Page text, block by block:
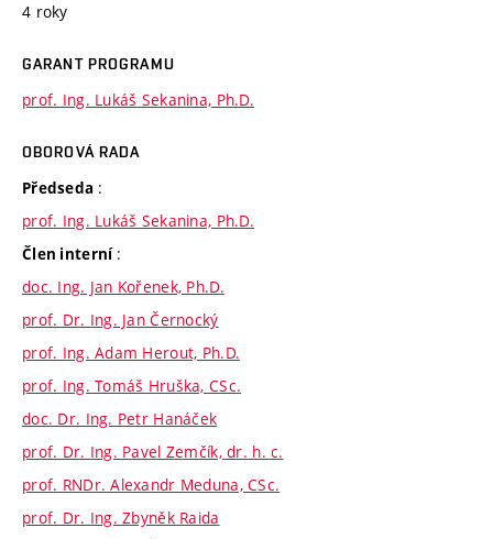
4 roky
GARANT PROGRAMU
prof. Ing. Lukáš Sekanina, Ph.D.
OBOROVÁ RADA
Předseda :
prof. Ing. Lukáš Sekanina, Ph.D.
Člen interní :
doc. Ing. Jan Kořenek, Ph.D.
prof. Dr. Ing. Jan Černocký
prof. Ing. Adam Herout, Ph.D.
prof. Ing. Tomáš Hruška, CSc.
doc. Dr. Ing. Petr Hanáček
prof. Dr. Ing. Pavel Zemčík, dr. h. c.
prof. RNDr. Alexandr Meduna, CSc.
prof. Dr. Ing. Zbyněk Raida